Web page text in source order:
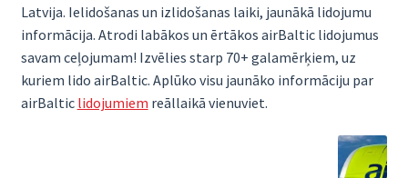
Latvija. Ielidošanas un izlidošanas laiki, jaunākā lidojumu
informācija. Atrodi labākos un ērtākos airBaltic lidojumus
savam ceļojumam! Izvēlies starp 70+ galamērķiem, uz
kuriem lido airBaltic. Aplūko visu jaunāko informāciju par
airBaltic lidojumiem reāllaikā vienuviet.